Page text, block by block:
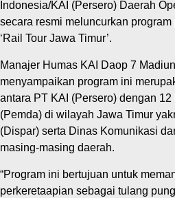
Indonesia/KAI (Persero) Daerah
secara resmi meluncurkan
‘Rail Tour Jawa Timur’.
Manajer Humas KAI Daop 7
menyampaikan program ini
antara PT KAI (Persero) dengan
(Pemda) di wilayah Jawa Timur
(Dispar) serta Dinas Komunikasi
masing-masing daerah.
“Program ini bertujuan untuk
perkeretaapian sebagai tulang